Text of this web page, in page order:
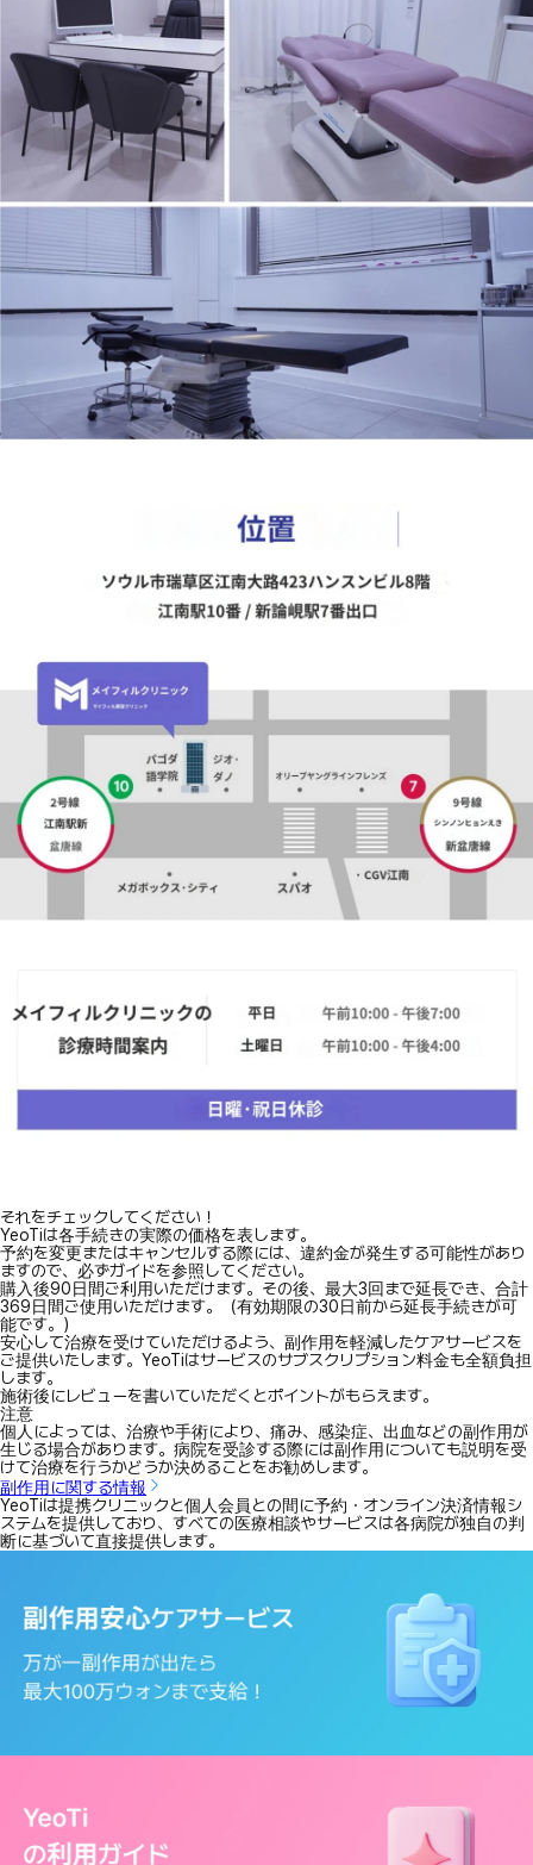
それをチェックしてください！
YeoTiは各手続きの実際の価格を表します。
予約を変更またはキャンセルする際には、違約金が発生する可能性があり
ますので、必ずガイドを参照してください。
購入後90日間ご利用いただけます。その後、最大3回まで延長でき、合計
369日間ご使用いただけます。（有効期限の30日前から延長手続きが可
能です。）
安心して治療を受けていただけるよう、副作用を軽減したケアサービスを
ご提供いたします。YeoTiはサービスのサブスクリプション料金も全額負担
します。
施術後にレビューを書いていただくとポイントがもらえます。
注意
個人によっては、治療や手術により、痛み、感染症、出血などの副作用が
生じる場合があります。病院を受診する際には副作用についても説明を受
けて治療を行うかどうか決めることをお勧めします。
副作用に関する情報
YeoTiは提携クリニックと個人会員との間に予約・オンライン決済情報シ
ステムを提供しており、すべての医療相談やサービスは各病院が独自の判
断に基づいて直接提供します。